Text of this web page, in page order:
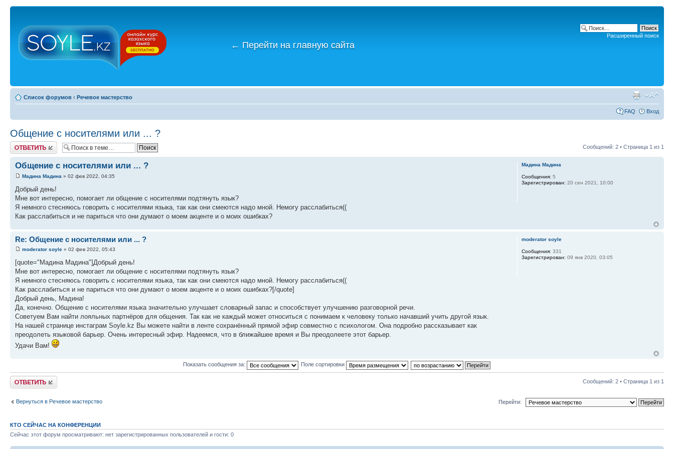
← Перейти на главную сайта
Расширенный поиск
Список форумов ‹ Речевое мастерство
FAQ Вход
Общение с носителями или ... ?
Ответить Сообщений: 2 • Страница 1 из 1
Общение с носителями или ... ?
Мадина Мадина » 02 фев 2022, 04:35
Добрый день!
Мне вот интересно, помогает ли общение с носителями подтянуть язык?
Я немного стесняюсь говорить с носителями языка, так как они смеются надо мной. Немогу расслабиться((
Как расслабиться и не париться что они думают о моем акценте и о моих ошибках?
Мадина Мадина
Сообщения: 5
Зарегистрирован: 20 сен 2021, 10:00
Re: Общение с носителями или ... ?
moderator soyle » 02 фев 2022, 05:43
[quote="Мадина Мадина"]Добрый день!
Мне вот интересно, помогает ли общение с носителями подтянуть язык?
Я немного стесняюсь говорить с носителями языка, так как они смеются надо мной. Немогу расслабиться((
Как расслабиться и не париться что они думают о моем акценте и о моих ошибках?[/quote]
Добрый день, Мадина!
Да, конечно. Общение с носителями языка значительно улучшает словарный запас и способствует улучшению разговорной речи.
Советуем Вам найти лояльных партнёров для общения. Так как не каждый может относиться с понимаем к человеку только начавший учить другой язык.
На нашей странице инстаграм Soyle.kz Вы можете найти в ленте сохранённый прямой эфир совместно с психологом. Она подробно рассказывает как
преодолеть языковой барьер. Очень интересный эфир. Надеемся, что в ближайшее время и Вы преодолеете этот барьер.
Удачи Вам!
moderator soyle
Сообщения: 331
Зарегистрирован: 09 янв 2020, 03:05
Показать сообщения за: Поле сортировки
Ответить Сообщений: 2 • Страница 1 из 1
Вернуться в Речевое мастерство Перейти:
КТО СЕЙЧАС НА КОНФЕРЕНЦИИ
Сейчас этот форум просматривают: нет зарегистрированных пользователей и гости: 0